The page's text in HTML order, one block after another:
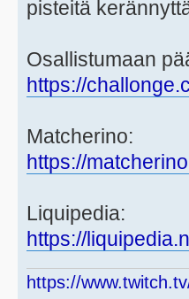
pisteitä
Osallistumaan
https://
Matcherino:
https://
Liquipedia:
https://
https://